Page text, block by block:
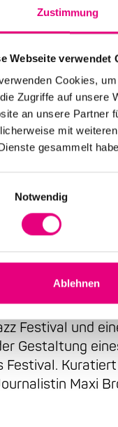
Zustimmung
Webseite verwendet
Cookies,
Zugriffe auf unsere
an unsere Partner
mit
gesammelt
Notwendig
Ablehnen
gestalten
den
Festival und
Gestaltung
Maxi